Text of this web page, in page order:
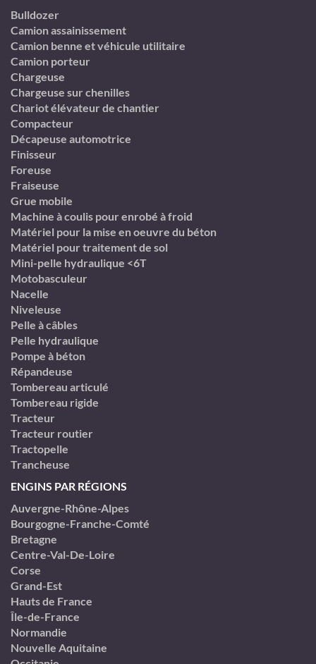
Bulldozer
Camion assainissement
Camion benne et véhicule utilitaire
Camion porteur
Chargeuse
Chargeuse sur chenilles
Chariot élévateur de chantier
Compacteur
Décapeuse automotrice
Finisseur
Foreuse
Fraiseuse
Grue mobile
Machine à coulis pour enrobé à froid
Matériel pour la mise en oeuvre du béton
Matériel pour traitement de sol
Mini-pelle hydraulique <6T
Motobasculeur
Nacelle
Niveleuse
Pelle à câbles
Pelle hydraulique
Pompe à béton
Répandeuse
Tombereau articulé
Tombereau rigide
Tracteur
Tracteur routier
Tractopelle
Trancheuse
ENGINS PAR RÉGIONS
Auvergne-Rhône-Alpes
Bourgogne-Franche-Comté
Bretagne
Centre-Val-De-Loire
Corse
Grand-Est
Hauts de France
Île-de-France
Normandie
Nouvelle Aquitaine